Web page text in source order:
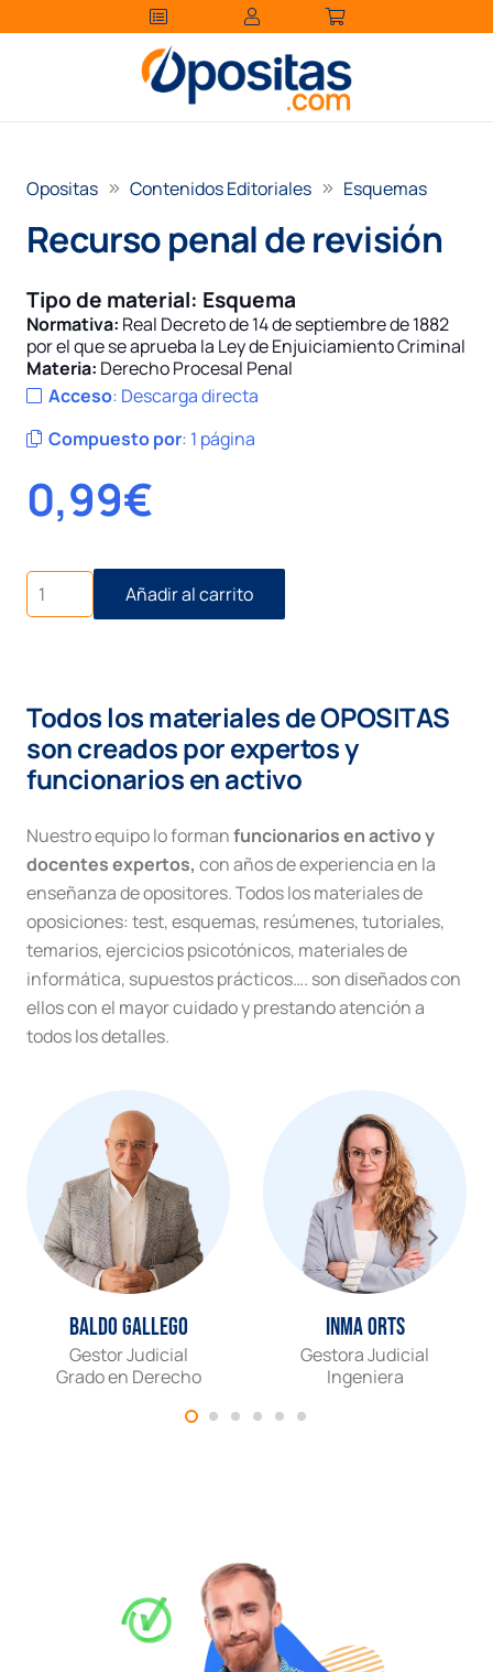
Opositas Contenidos Editoriales Esquemas
Recurso penal de revisión
Tipo de material: Esquema
Normativa: Real Decreto de 14 de septiembre de 1882
por el que se aprueba la Ley de Enjuiciamiento Criminal
Materia: Derecho Procesal Penal
Acceso: Descarga directa
Compuesto por: 1 página
0,99€
Recurso
penal
de
Añadir al carrito
Todos los materiales de OPOSITAS
son creados por expertos y
funcionarios en activo
Nuestro equipo lo formanfuncionarios en activo y
docentes expertos, con años de experiencia en la
enseñanza de opositores. Todos los materiales de
oposiciones: test, esquemas, resúmenes, tutoriales,
temarios, ejercicios psicotónicos, materiales de
informática, supuestos prácticos…. son diseñados con
ellos con el mayor cuidado y prestando atención a
todos los detalles.
Baldo Gallego
Gestor Judicial
Grado en Derecho
Inma Orts
Gestora Judicial
Ingeniera